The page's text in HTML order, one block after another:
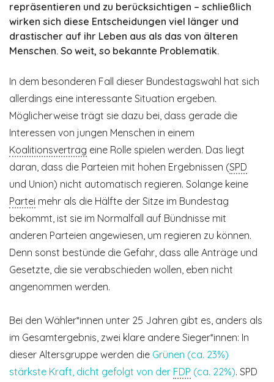
repräsentieren und zu berücksichtigen – schließlich
wirken sich diese Entscheidungen viel länger und
drastischer auf ihr Leben aus als das von älteren
Menschen. So weit, so bekannte Problematik.
In dem besonderen Fall dieser Bundestagswahl hat sich
allerdings eine interessante Situation ergeben.
Möglicherweise trägt sie dazu bei, dass gerade die
Interessen von jungen Menschen in einem
Koalitionsvertrag eine Rolle spielen werden. Das liegt
daran, dass die Parteien mit hohen Ergebnissen (SPD
und Union) nicht automatisch regieren. Solange keine
Partei mehr als die Hälfte der Sitze im Bundestag
bekommt, ist sie im Normalfall auf Bündnisse mit
anderen Parteien angewiesen, um regieren zu können.
Denn sonst bestünde die Gefahr, dass alle Anträge und
Gesetzte, die sie verabschieden wollen, eben nicht
angenommen werden.
Bei den Wähler*innen unter 25 Jahren gibt es, anders als
im Gesamtergebnis, zwei klare andere Sieger*innen: In
dieser Altersgruppe werden die Grünen (ca. 23%)
stärkste Kraft, dicht gefolgt von der FDP (ca. 22%). SPD